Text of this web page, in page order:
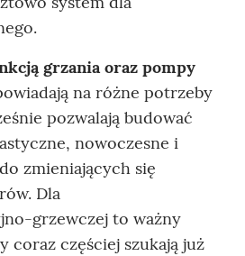
grzania oraz pompy
na różne potrzeby
pozwalają budować
nowoczesne i
zmieniających się
Dla
grzewczej to ważny
coraz częściej szukają już